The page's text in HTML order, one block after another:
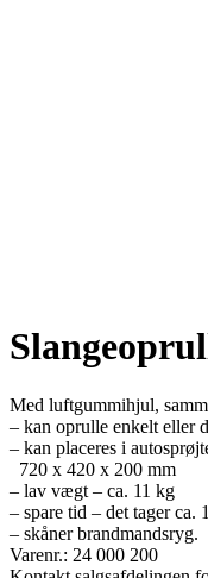
Med luftgummihjul,
– kan oprulle enkelt eller
– kan placeres i
720 x 420 x 200 mm
– lav vægt – ca. 11 kg
– spare tid – det tager ca.
– skåner brandmandsryg.
Varenr.: 24 000 200